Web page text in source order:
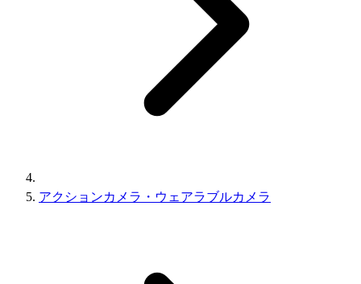
アクションカメラ・ウェアラブルカメラ